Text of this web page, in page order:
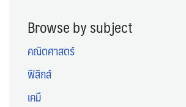
Browse by subject
คณิตศาสตร์
ฟิสิกส์
เคมี